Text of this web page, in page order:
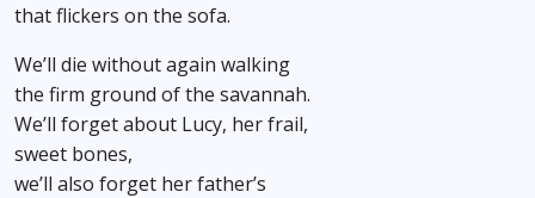
that flickers on the sofa.
We’ll die without again walking
the firm ground of the savannah.
We’ll forget about Lucy, her frail,
sweet bones,
we’ll also forget her father’s